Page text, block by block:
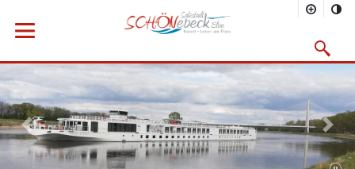
Menü öffnen
Vorheriges Bild